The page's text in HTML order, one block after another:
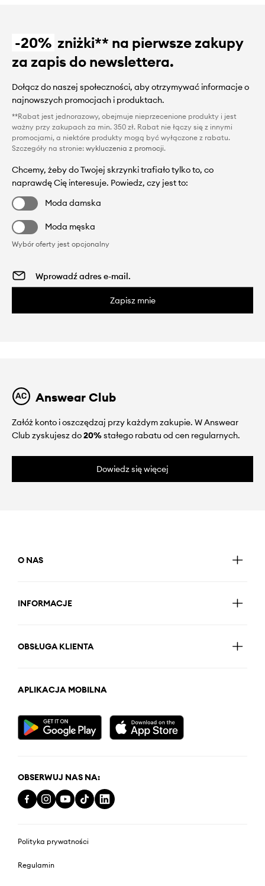
-20% zniżki** na pierwsze zakupy
za zapis do newslettera.
Dołącz do naszej społeczności, aby otrzymywać informacje o
najnowszych promocjach i produktach.
**Rabat jest jednorazowy, obejmuje nieprzecenione produkty i jest
ważny przy zakupach za min. 350 zł. Rabat nie łączy się z innymi
promocjami, a niektóre produkty mogą być wyłączone z rabatu.
Szczegóły na stronie: wykluczenia z promocji.
Chcemy, żeby do Twojej skrzynki trafiało tylko to, co
naprawdę Cię interesuje. Powiedz, czy jest to:
Moda damska
Moda męska
Wybór oferty jest opcjonalny
Zapisz mnie
Answear Club
Załóż konto i oszczędzaj przy każdym zakupie. W Answear
Club zyskujesz do20%stałego rabatu od cen regularnych.
Dowiedz się więcej
O NAS
INFORMACJE
OBSŁUGA KLIENTA
APLIKACJA MOBILNA
OBSERWUJ NAS NA:
Polityka prywatności
Regulamin